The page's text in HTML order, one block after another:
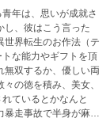
年は、思いが成就さ
な能力やギフトを頂
無双するか、優しい両
の徳を積み、美女、
ているとかなんと
ら隔絶され薄暗い部